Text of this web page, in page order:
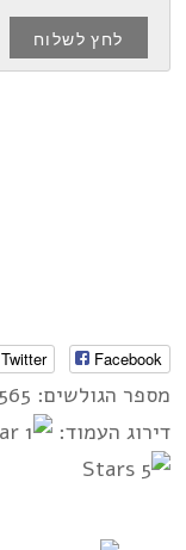
Facebook
Twitter
מספר הגולשים: 5,565
דירוג העמוד: